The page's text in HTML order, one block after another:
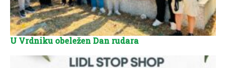
U Vrdniku obeležen Dan rudara